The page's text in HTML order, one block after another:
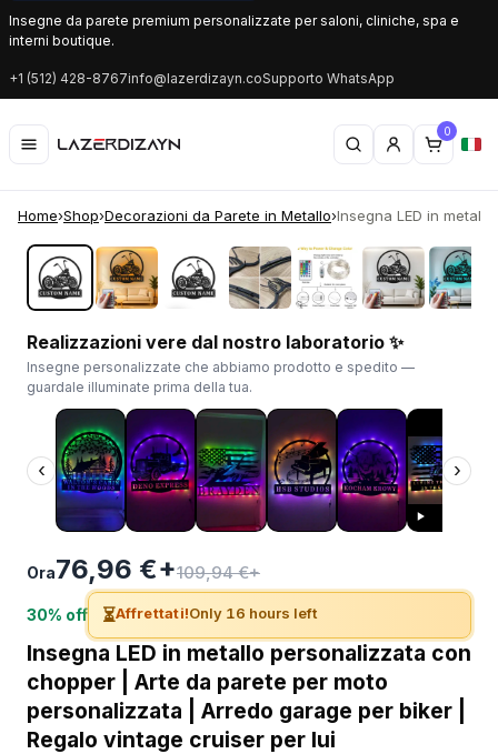
Insegne da parete premium personalizzate per saloni, cliniche, spa e
interni boutique.
+1 (512) 428-8767info@lazerdizayn.coSupporto WhatsApp
0
Home›Shop›Decorazioni da Parete in Metallo›Insegna LED in
‹ ›
Realizzazioni vere dal nostro laboratorio ✨
Insegne personalizzate che abbiamo prodotto e spedito —
guardale illuminate prima della tua.
‹ ›
Ora76,96 €+109,94 €+
30% off ⏳Affrettati!Only 16 hours left
Insegna LED in metallo personalizzata con
chopper | Arte da parete per moto
personalizzata | Arredo garage per biker |
Regalo vintage cruiser per lui